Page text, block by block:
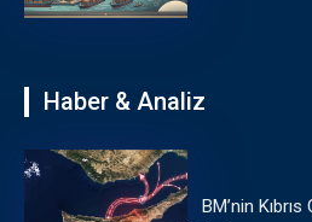
Haber & Analiz
BM’nin Kıbrıs